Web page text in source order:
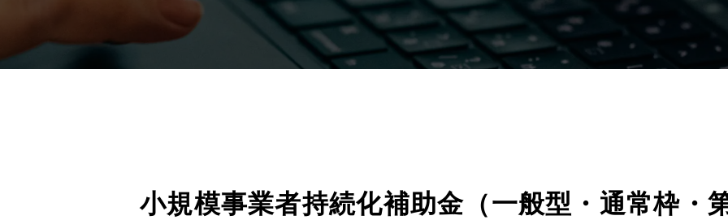
小規模事業者持続化補助金（一般型・通常枠・